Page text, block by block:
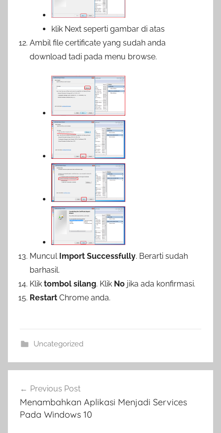
klik Next seperti gambar di atas
Ambil file certificate yang sudah anda
download tadi pada menu browse.
Muncul Import Successfully. Berarti sudah
barhasil.
Klik tombol silang. Klik No jika ada konfirmasi.
Restart Chrome anda.
Uncategorized
pos
Previous Post
Menambahkan Aplikasi Menjadi Services
Pada Windows 10